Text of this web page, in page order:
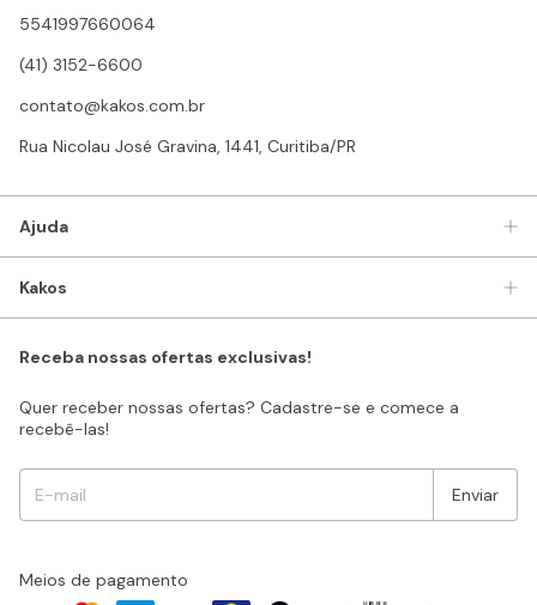
5541997660064
(41) 3152-6600
contato@kakos.com.br
Rua Nicolau José Gravina, 1441, Curitiba/PR
Ajuda
Kakos
Receba nossas ofertas exclusivas!
Quer receber nossas ofertas? Cadastre-se e comece a
recebê-las!
Meios de pagamento